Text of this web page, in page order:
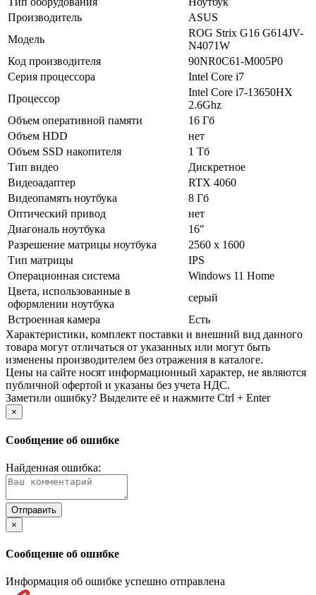
Производитель
ASUS
Модель
ROG Strix G16 G614JV-
N4071W
Код производителя
90NR0C61-M005P0
Серия процессора
Intel Core i7
Процессор
Intel Core i7-13650HX
2.6Ghz
Объем оперативной памяти
16 Гб
Объем HDD
нет
Объем SSD накопителя
1 Тб
Тип видео
Дискретное
Видеоадаптер
RTX 4060
Видеопамять ноутбука
8 Гб
Оптический привод
нет
Диагональ ноутбука
16"
Разрешение матрицы ноутбука
2560 x 1600
Тип матрицы
IPS
Операционная система
Windows 11 Home
Цвета, использованные в
оформлении ноутбука
серый
Встроенная камера
Есть
Xарактеристики, комплект поставки и внешний вид данного
товара могут отличаться от указанных или могут быть
изменены производителем без отражения в каталоге.
Цены на сайте носят информационный характер, не являются
публичной офертой и указаны без учета НДС.
Заметили ошибку? Выделите её и нажмите Ctrl + Enter
×
Сообщение об ошибке
Найденная ошибка:
×
Сообщение об ошибке
Информация об ошибке успешно отправлена